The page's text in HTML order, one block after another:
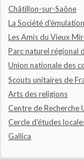
Châtillon-sur-Saône
La Société
Les Amis du Vieux
Parc naturel régional
Union nationale des
Scouts unitaires de
Arts des religions
Centre de
Cercle d'études
Gallica